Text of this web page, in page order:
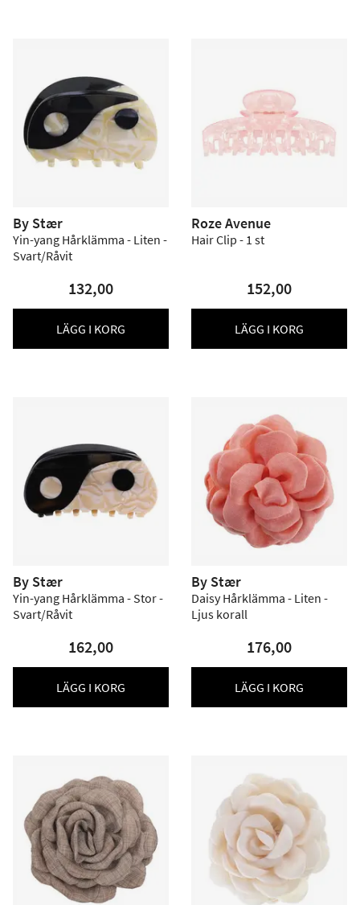
By Stær
Yin-yang Hårklämma - Liten -
Svart/Råvit
132,00
LÄGG I KORG
Roze Avenue
Hair Clip - 1 st
152,00
LÄGG I KORG
By Stær
Yin-yang Hårklämma - Stor -
Svart/Råvit
162,00
LÄGG I KORG
By Stær
Daisy Hårklämma - Liten -
Ljus korall
176,00
LÄGG I KORG